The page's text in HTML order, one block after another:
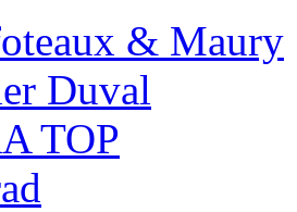
& Maury
Duval
TOP